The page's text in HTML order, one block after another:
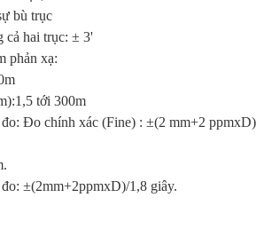
bù trục
cả hai trục: ± 3'
phản xạ:
tới 300m
Đo chính xác (Fine) : ±(2 mm+2
±(2mm+2ppmxD)/1,8 giây.